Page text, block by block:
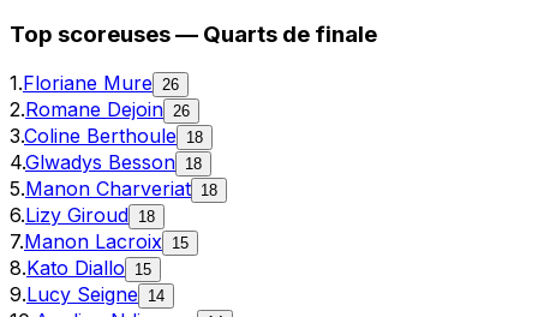
Top scoreuses— Quarts de finale
1.Floriane Mure 26
2.Romane Dejoin 26
3.Coline Berthoule 18
4.Glwadys Besson 18
5.Manon Charveriat 18
6.Lizy Giroud 18
7.Manon Lacroix 15
8.Kato Diallo 15
9.Lucy Seigne 14